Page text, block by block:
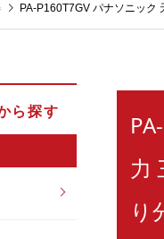
PA-P160T7GV パナソニック
ら探す
力
り